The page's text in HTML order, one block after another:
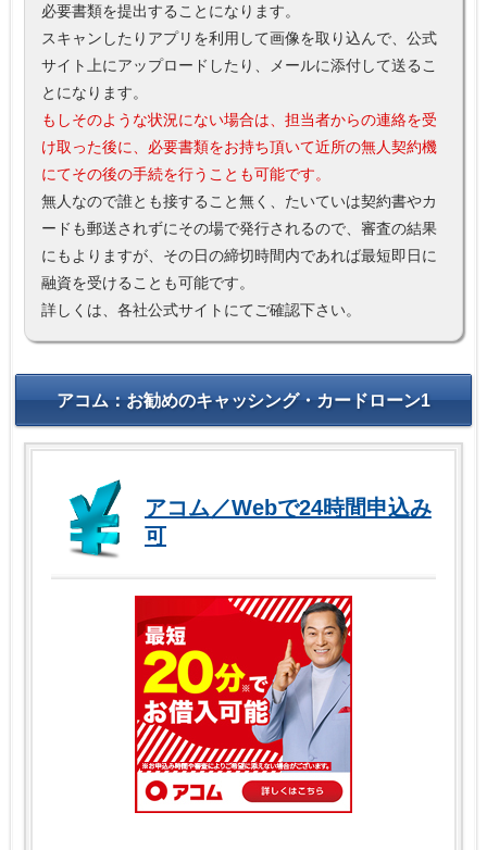
必要書類を提出することになります。
スキャンしたりアプリを利用して画像を取り込んで、公式
サイト上にアップロードしたり、メールに添付して送るこ
とになります。
もしそのような状況にない場合は、担当者からの連絡を受
け取った後に、必要書類をお持ち頂いて近所の無人契約機
にてその後の手続を行うことも可能です。
無人なので誰とも接すること無く、たいていは契約書やカ
ードも郵送されずにその場で発行されるので、審査の結果
にもよりますが、その日の締切時間内であれば最短即日に
融資を受けることも可能です。
詳しくは、各社公式サイトにてご確認下さい。
アコム：お勧めのキャッシング・カードローン1
アコム／Webで24時間申込み
可